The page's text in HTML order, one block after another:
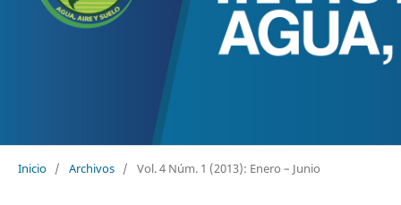
Inicio / Archivos / Vol. 4 Núm. 1 (2013): Enero – Junio